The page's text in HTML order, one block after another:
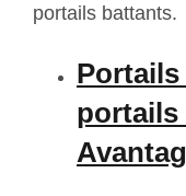
portails battants.
portails